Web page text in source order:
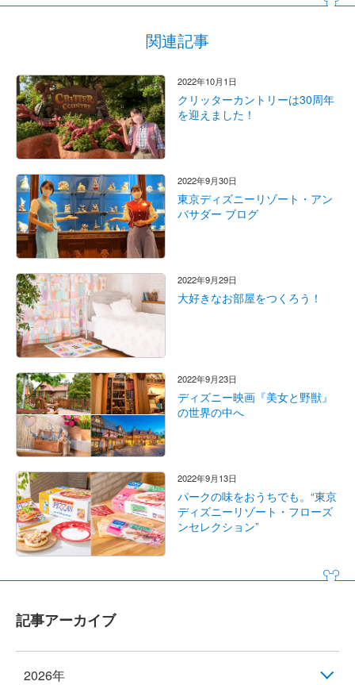
関連記事
2022年10月1日
クリッターカントリーは30周年
を迎えました！
2022年9月30日
東京ディズニーリゾート・アン
バサダー ブログ
2022年9月29日
大好きなお部屋をつくろう！
2022年9月23日
ディズニー映画『美女と野獣』
の世界の中へ
2022年9月13日
パークの味をおうちでも。“東京
ディズニーリゾート・フローズ
ンセレクション”
記事アーカイブ
2026年